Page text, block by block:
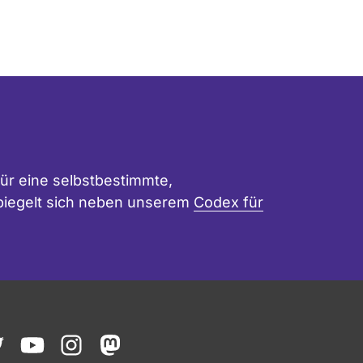
eine selbstbestimmte,
sich neben unserem Codex für
youtubeinstagrammastodon